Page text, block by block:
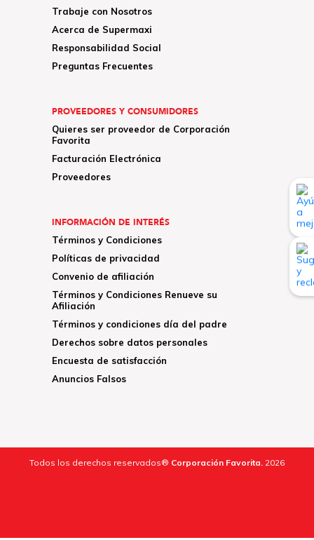
Trabaje con Nosotros
Acerca de Supermaxi
Responsabilidad Social
Preguntas Frecuentes
PROVEEDORES Y CONSUMIDORES
Quieres ser proveedor de Corporación
Favorita
Facturación Electrónica
Proveedores
INFORMACIÓN DE INTERÉS
Términos y Condiciones
Políticas de privacidad
Convenio de afiliación
Términos y Condiciones Renueve su
Afiliación
Términos y condiciones día del padre
Derechos sobre datos personales
Encuesta de satisfacción
Anuncios Falsos
Todos los derechos reservados® Corporación Favorita. 2026